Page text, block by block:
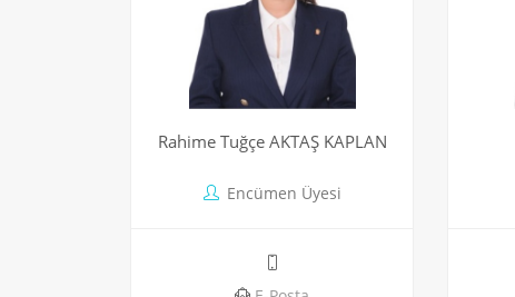
Rahime Tuğçe AKTAŞ KAPLAN
Encümen Üyesi